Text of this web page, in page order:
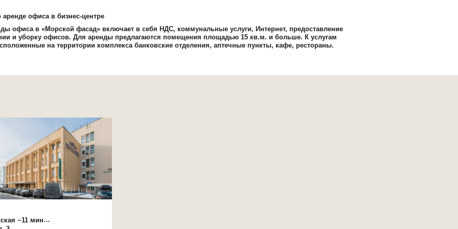
офиса в бизнес-центре
офиса в «Морской фасад» включает в себя НДС, коммунальные услуги, Интернет, предоставление
и уборку офисов. Для аренды предлагаются помещения площадью 15 кв.м. и больше. К услугам
на территории комплекса банковские отделения, аптечные пункты, кафе, рестораны.
~11 мин